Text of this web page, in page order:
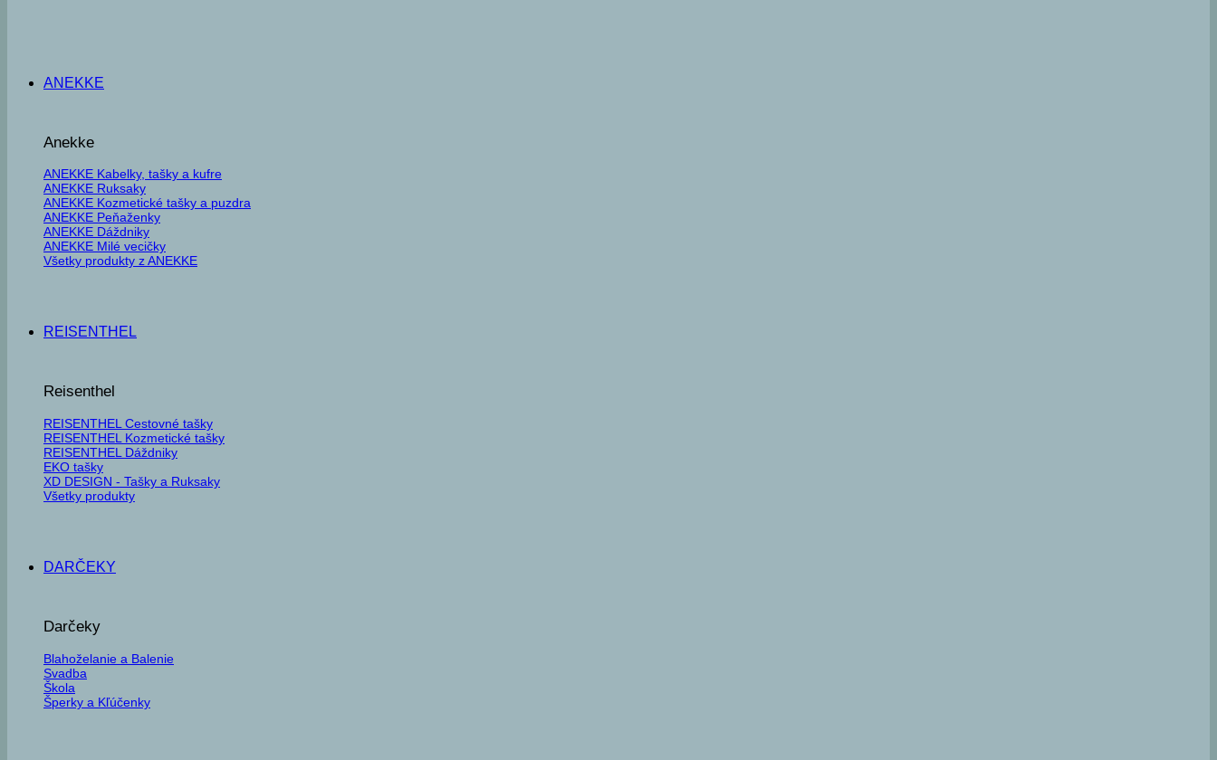
ANEKKE
Anekke
ANEKKE Kabelky, tašky a kufre
ANEKKE Ruksaky
ANEKKE Kozmetické tašky a puzdra
ANEKKE Peňaženky
ANEKKE Dáždniky
ANEKKE Milé vecičky
Všetky produkty z ANEKKE
REISENTHEL
Reisenthel
REISENTHEL Cestovné tašky
REISENTHEL Kozmetické tašky
REISENTHEL Dáždniky
EKO tašky
XD DESIGN - Tašky a Ruksaky
Všetky produkty
DARČEKY
Darčeky
Blahoželanie a Balenie
Svadba
Škola
Šperky a Kľúčenky